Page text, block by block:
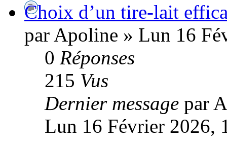
Choix d’un tire‑lait
par Apoline » Lun 16
0 Réponses
215 Vus
Dernier message par
Lun 16 Février 2026,